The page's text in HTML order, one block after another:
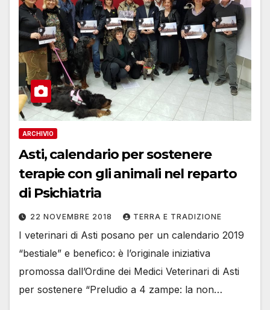
ARCHIVIO
Asti, calendario per sostenere
terapie con gli animali nel reparto
di Psichiatria
22 NOVEMBRE 2018 TERRA E TRADIZIONE
I veterinari di Asti posano per un calendario 2019
“bestiale” e benefico: è l’originale iniziativa
promossa dall’Ordine dei Medici Veterinari di Asti
per sostenere “Preludio a 4 zampe: la non…